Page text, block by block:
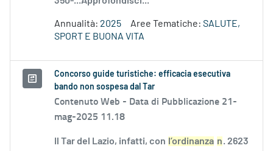
Annualità: 2025 Aree Tematiche: SALUTE,
SPORT E BUONA VITA
Concorso guide turistiche: efficacia esecutiva
bando non sospesa dal Tar
Contenuto Web - Data di Pubblicazione 21-
mag-2025 11.18
Il Tar del Lazio, infatti, con l’ordinanza n. 2623